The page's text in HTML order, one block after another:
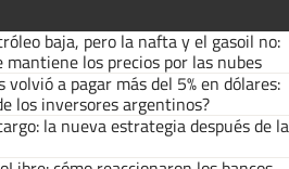
baja, pero la nafta y el gasoil no:
los precios por las nubes
volvió a pagar más del 5% en dólares:
los inversores argentinos?
la nueva estrategia después de la